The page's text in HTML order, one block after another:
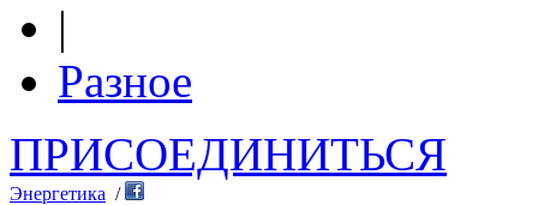
|
Разное
ПРИСОЕДИНИТЬСЯ
Энергетика /